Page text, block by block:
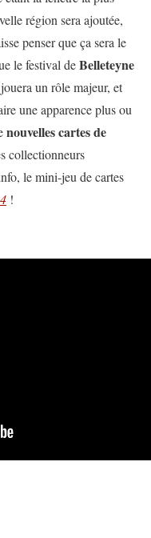
région sera ajoutée,
penser que ça sera le
le festival deBelleteyne
un rôle majeur, et
une apparence plus ou
nouvelles cartes de
collectionneurs
le mini-jeu de cartes
!